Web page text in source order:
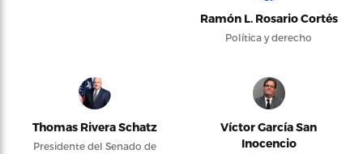
Ramón L. Rosario Cortés
Política y derecho
Thomas Rivera Schatz
Presidente del Senado de
Víctor García San
Inocencio